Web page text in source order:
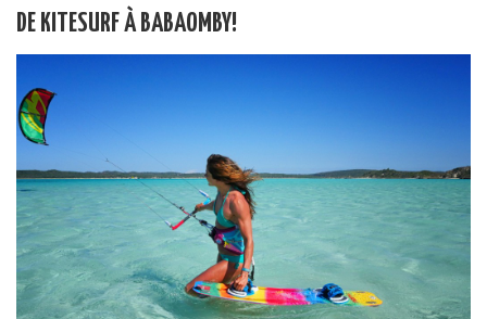
DE KITESURF À BABAOMBY!